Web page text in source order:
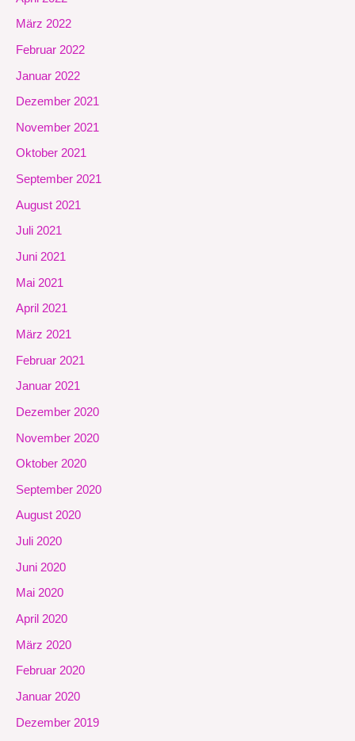
März 2022
Februar 2022
Januar 2022
Dezember 2021
November 2021
Oktober 2021
September 2021
August 2021
Juli 2021
Juni 2021
Mai 2021
April 2021
März 2021
Februar 2021
Januar 2021
Dezember 2020
November 2020
Oktober 2020
September 2020
August 2020
Juli 2020
Juni 2020
Mai 2020
April 2020
März 2020
Februar 2020
Januar 2020
Dezember 2019